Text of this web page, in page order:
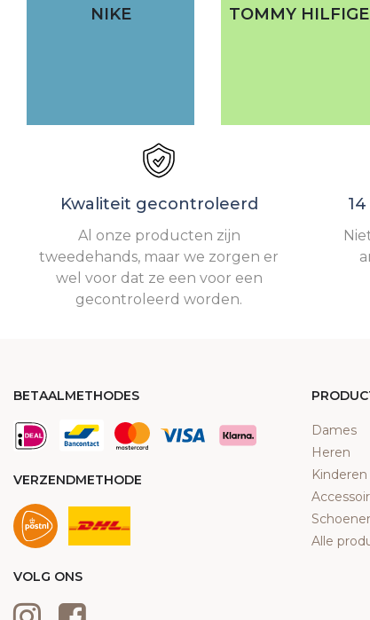
NIKE TOMMY
Kwaliteit gecontroleerd
Al onze producten zijn
tweedehands, maar we zorgen er
wel voor dat ze een voor een
gecontroleerd worden.
BETAALMETHODES
VERZENDMETHODE
VOLG ONS
Dames
Heren
Kinderen
Alle